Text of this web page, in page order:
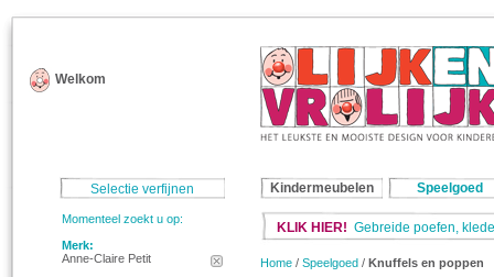
Welkom
Kindermeubelen Speelgoed
KLIK HIER! Gebreide poefen,
Home / Speelgoed / Knuffels en poppen
Selectie verfijnen
Momenteel zoekt u op:
Merk:
Anne-Claire Petit